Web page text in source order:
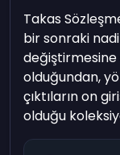
Takas
bir sonraki
değiştirmesine
olduğundan,
çıktıların on
olduğu